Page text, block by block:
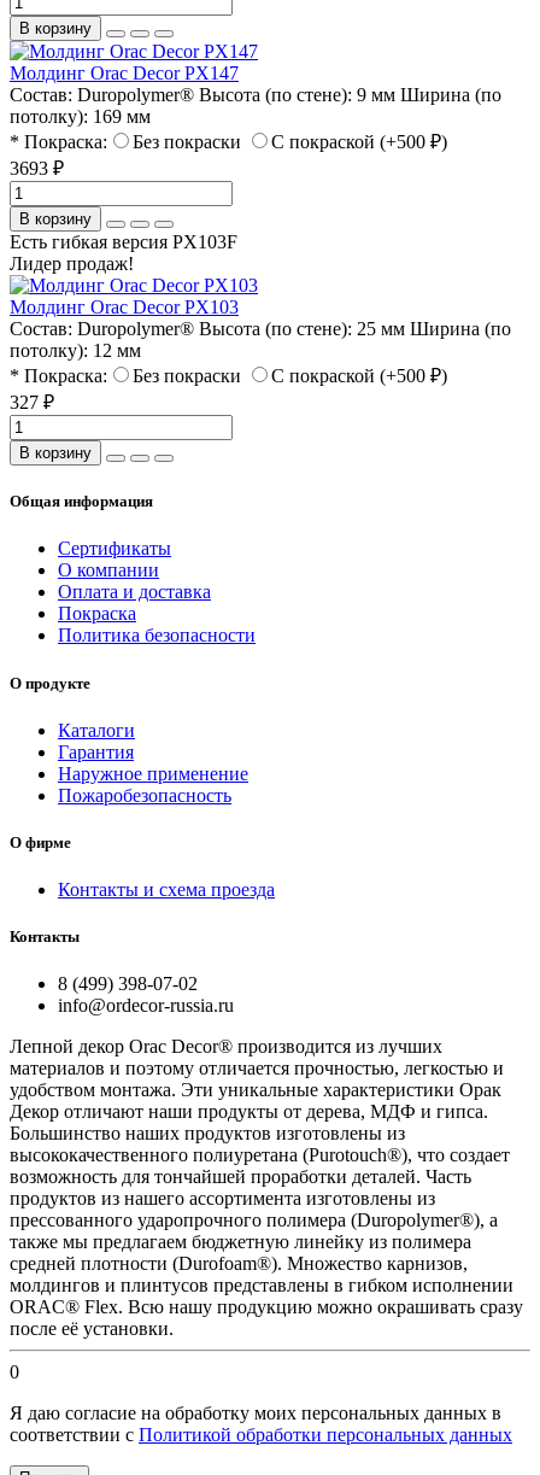
В корзину
Молдинг Orac Decor PX147
Состав: Duropolymer® Высота (по стене): 9 мм Ширина (по
потолку): 169 мм
* Покраска:
Без покраски
С покраской (+500 ₽)
3693 ₽
В корзину
Есть гибкая версия PX103F
Лидер продаж!
Молдинг Orac Decor PX103
Состав: Duropolymer® Высота (по стене): 25 мм Ширина (по
потолку): 12 мм
* Покраска:
Без покраски
С покраской (+500 ₽)
327 ₽
В корзину
Общая информация
Сертификаты
О компании
Оплата и доставка
Покраска
Политика безопасности
О продукте
Каталоги
Гарантия
Наружное применение
Пожаробезопасность
О фирме
Контакты и схема проезда
Контакты
8 (499) 398-07-02
info@ordecor-russia.ru
Лепной декор Orac Decor® производится из лучших
материалов и поэтому отличается прочностью, легкостью и
удобством монтажа. Эти уникальные характеристики Орак
Декор отличают наши продукты от дерева, МДФ и гипса.
Большинство наших продуктов изготовлены из
высококачественного полиуретана (Purotouch®), что создает
возможность для тончайшей проработки деталей. Часть
продуктов из нашего ассортимента изготовлены из
прессованного ударопрочного полимера (Duropolymer®), а
также мы предлагаем бюджетную линейку из полимера
средней плотности (Durofoam®). Множество карнизов,
молдингов и плинтусов представлены в гибком исполнении
ORAC® Flex. Всю нашу продукцию можно окрашивать сразу
после её установки.
0
Я даю согласие на обработку моих персональных данных в
соответствии с Политикой обработки персональных данных